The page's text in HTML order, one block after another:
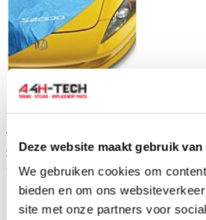
Deze website maakt gebruik
We gebruiken cookies om
bieden en om ons
site met onze partners voor
TIP
OEM Honda auto cover/hoes (S2000
Artikelcode: 08P34-S2A-601